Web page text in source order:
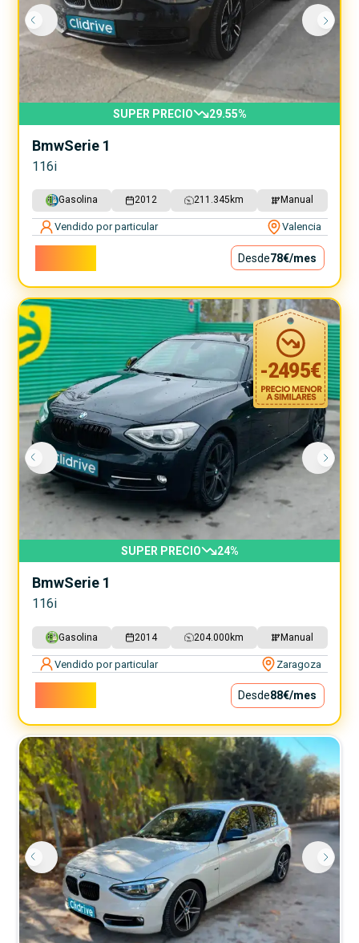
SUPER PRECIO 29.55%
BmwSerie 1
116i
Gasolina 2012 211.345 km Manual
Vendido por particular Valencia
Desde78€/mes
-2495€
SUPER PRECIO 24%
BmwSerie 1
116i
Gasolina 2014 204.000 km Manual
Vendido por particular Zaragoza
Desde88€/mes